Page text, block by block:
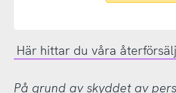
Här hittar du våra
På grund av skyddet av